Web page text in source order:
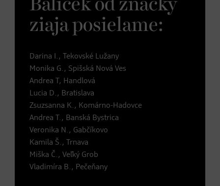
Balíček od značky
ziaja posielame:
Darina I., Tekovské Lužany
Monika G., Spišská Nová Ves
Andrea T, Handlová
Lucia D., Bratislava
Zsuzsanna K., Komárno-Hadovce
Andrea T., Banská Bystrica
Veronika N., Gabčíkovo
Kamila Š., Trnava
Miška Č., Veľký Grob
Vladimíra B., Pečeňany